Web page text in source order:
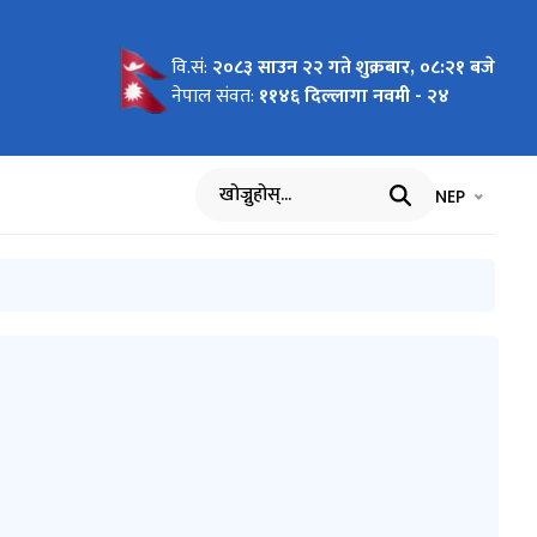
वि.सं: २०८३ साउन २२ गते शुक्रबार, ०८:२१ बजे
नेपाल संवत: ११४६ दिल्लागा नवमी - २४
खोज्नुहोस् भाषा चयन
NEP